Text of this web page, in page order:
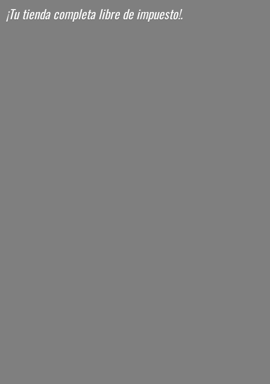
¡Tu tienda completa librede impuesto!.